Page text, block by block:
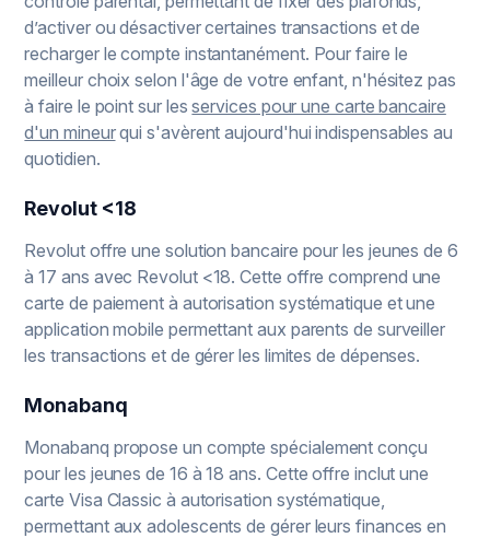
d’activer ou désactiver certaines transactions et de
recharger le compte instantanément. Pour faire le
meilleur choix selon l'âge de votre enfant, n'hésitez pas
à faire le point sur lesservices pour une carte bancaire
d'un mineurqui s'avèrent aujourd'hui indispensables au
quotidien.
Revolut <18
Revolut offre une solution bancaire pour les jeunes de 6
à 17 ans avec Revolut <18. Cette offre comprend une
carte de paiement à autorisation systématique et une
application mobile permettant aux parents de surveiller
les transactions et de gérer les limites de dépenses.
Monabanq
Monabanq propose un compte spécialement conçu
pour les jeunes de 16 à 18 ans. Cette offre inclut une
carte Visa Classic à autorisation systématique,
permettant aux adolescents de gérer leurs finances en